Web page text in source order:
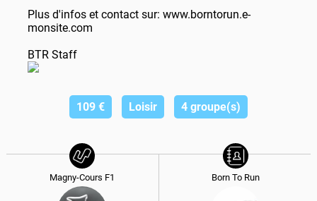
Plus d'infos et contact sur: www.borntorun.e-
monsite.com
BTR Staff
109 € Loisir 4 groupe(s)
Magny-Cours F1 Born To Run